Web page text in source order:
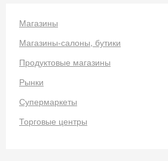
Магазины
Магазины-салоны, бутики
Продуктовые магазины
Рынки
Супермаркеты
Торговые центры